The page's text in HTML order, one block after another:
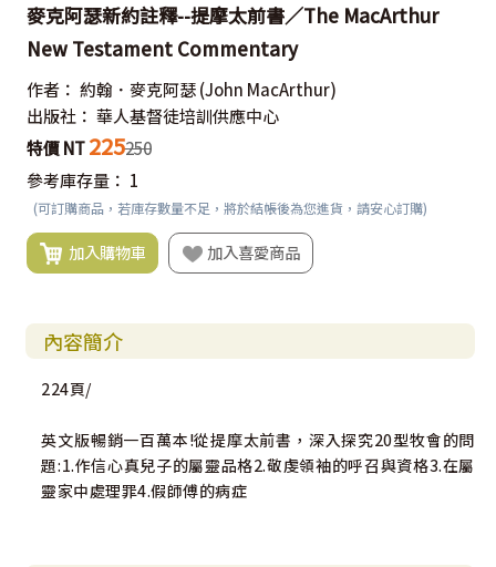
麥克阿瑟新約註釋--提摩太前書／The MacArthur
New Testament Commentary
作者： 約翰．麥克阿瑟 (John MacArthur)
出版社： 華人基督徒培訓供應中心
特價 NT 225250
參考庫存量： 1
(可訂購商品，若庫存數量不足，將於結帳後為您進貨，請安心訂購)
加入購物車 加入喜愛商品
內容簡介
224頁/
英文版暢銷一百萬本!從提摩太前書，深入探究20型牧會的問
題:1.作信心真兒子的屬靈品格2.敬虔領袖的呼召與資格3.在屬
靈家中處理罪4.假師傅的病症